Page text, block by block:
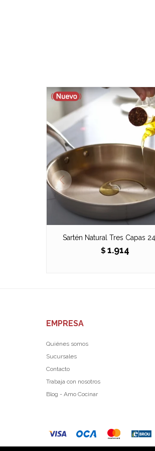
Sartén Natural Tres Capas
$ 1.914
EMPRESA
Quiénes somos
Sucursales
Contacto
Trabaja con nosotros
Blog - Amo Cocinar